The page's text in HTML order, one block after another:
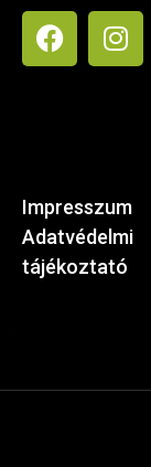
Impresszum
Adatvédelmi
tájékoztató